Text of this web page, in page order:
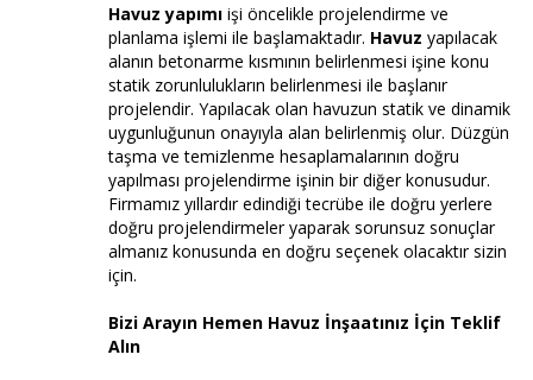
Havuz yapımı işi öncelikle projelendirme ve
planlama işlemi ile başlamaktadır. Havuz yapılacak
alanın betonarme kısmının belirlenmesi işine konu
statik zorunlulukların belirlenmesi ile başlanır
projelendir. Yapılacak olan havuzun statik ve dinamik
uygunluğunun onayıyla alan belirlenmiş olur. Düzgün
taşma ve temizlenme hesaplamalarının doğru
yapılması projelendirme işinin bir diğer konusudur.
Firmamız yıllardır edindiği tecrübe ile doğru yerlere
doğru projelendirmeler yaparak sorunsuz sonuçlar
almanız konusunda en doğru seçenek olacaktır sizin
için.
Bizi Arayın Hemen Havuz İnşaatınız İçin Teklif
Alın